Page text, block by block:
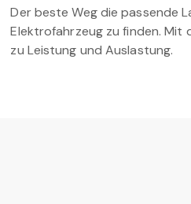
Der beste Weg die passende
Elektrofahrzeug zu finden. Mit
zu Leistung und Auslastung.